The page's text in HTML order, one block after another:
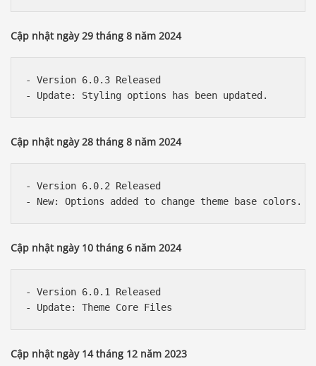
Cập nhật ngày 29 tháng 8 năm 2024
- Version 6.0.3 Released
Cập nhật ngày 28 tháng 8 năm 2024
- Version 6.0.2 Released
Cập nhật ngày 10 tháng 6 năm 2024
- Version 6.0.1 Released
Cập nhật ngày 14 tháng 12 năm 2023